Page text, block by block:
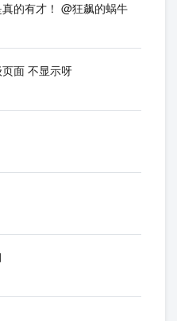
的有才！ @狂飙的蜗牛
- 三级页面 不显示呀